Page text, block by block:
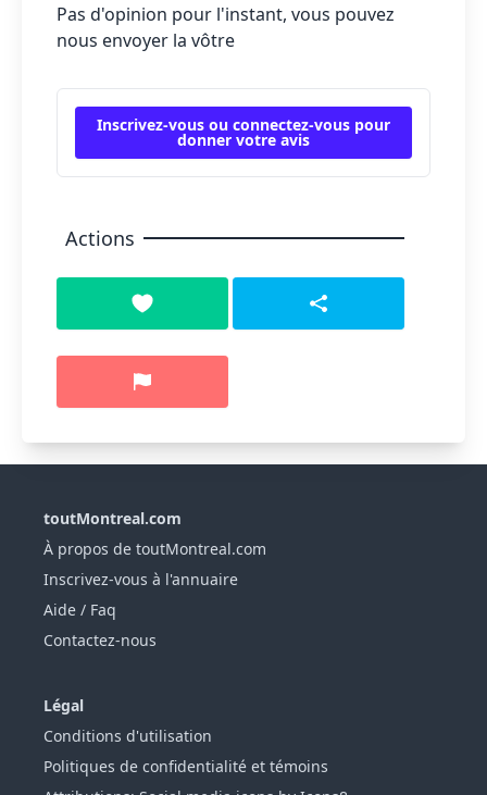
Pas d'opinion pour l'instant, vous pouvez
nous envoyer la vôtre
Inscrivez-vous ou connectez-vous pour
donner votre avis
Actions
toutMontreal.com
À propos de toutMontreal.com
Inscrivez-vous à l'annuaire
Aide / Faq
Contactez-nous
Légal
Conditions d'utilisation
Politiques de confidentialité et témoins